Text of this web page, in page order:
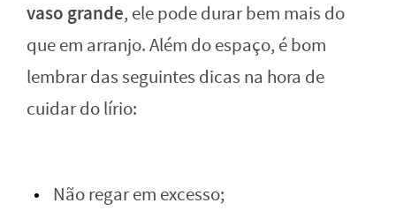
vaso grande, ele pode durar bem mais do
que em arranjo. Além do espaço, é bom
lembrar das seguintes dicas na hora de
cuidar do lírio:
Não regar em excesso;